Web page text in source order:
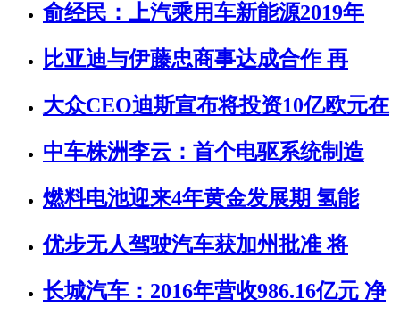
俞经民：上汽乘用车新能源2019年
比亚迪与伊藤忠商事达成合作 再
大众CEO迪斯宣布将投资10亿欧元在
中车株洲李云：首个电驱系统制造
燃料电池迎来4年黄金发展期 氢能
优步无人驾驶汽车获加州批准 将
长城汽车：2016年营收986.16亿元 净